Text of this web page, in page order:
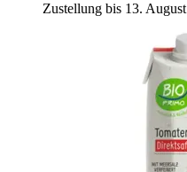
Zustellung bis 13. August